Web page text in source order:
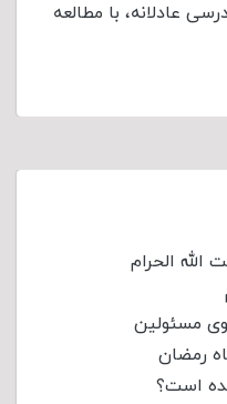
عادلانه، با مطالعه
الحرام
مسئولین
رمضان
است؟